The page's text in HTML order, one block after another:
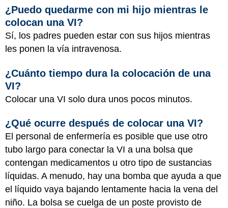
¿Puedo quedarme con mi hijo mientras le
colocan una VI?
Sí, los padres pueden estar con sus hijos mientras
les ponen la vía intravenosa.
¿Cuánto tiempo dura la colocación de una
VI?
Colocar una VI solo dura unos pocos minutos.
¿Qué ocurre después de colocar una VI?
El personal de enfermería es posible que use otro
tubo largo para conectar la VI a una bolsa que
contengan medicamentos u otro tipo de sustancias
líquidas. A menudo, hay una bomba que ayuda a que
el líquido vaya bajando lentamente hacia la vena del
niño. La bolsa se cuelga de un poste provisto de